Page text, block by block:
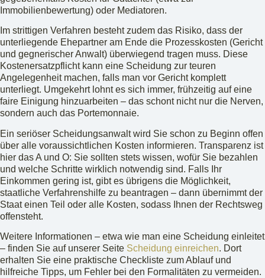
Immobilienbewertung) oder Mediatoren.
Im strittigen Verfahren besteht zudem das Risiko, dass der
unterliegende Ehepartner am Ende die Prozesskosten (Gericht
und gegnerischer Anwalt) überwiegend tragen muss. Diese
Kostenersatzpflicht kann eine Scheidung zur teuren
Angelegenheit machen, falls man vor Gericht komplett
unterliegt. Umgekehrt lohnt es sich immer, frühzeitig auf eine
faire Einigung hinzuarbeiten – das schont nicht nur die Nerven,
sondern auch das Portemonnaie.
Ein seriöser Scheidungsanwalt wird Sie schon zu Beginn offen
über alle voraussichtlichen Kosten informieren. Transparenz ist
hier das A und O: Sie sollten stets wissen, wofür Sie bezahlen
und welche Schritte wirklich notwendig sind. Falls Ihr
Einkommen gering ist, gibt es übrigens die Möglichkeit,
staatliche Verfahrenshilfe zu beantragen – dann übernimmt der
Staat einen Teil oder alle Kosten, sodass Ihnen der Rechtsweg
offensteht.
Weitere Informationen – etwa wie man eine Scheidung einleitet
– finden Sie auf unserer Seite Scheidung einreichen. Dort
erhalten Sie eine praktische Checkliste zum Ablauf und
hilfreiche Tipps, um Fehler bei den Formalitäten zu vermeiden.